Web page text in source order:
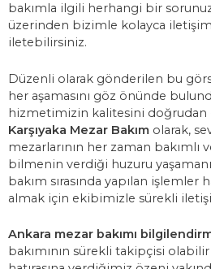
bakımla ilgili herhangi bir
üzerinden bizimle kolayca
iletebilirsiniz.
Düzenli olarak gönderilen bu
her aşamasını göz önünde
hizmetimizin kalitesini doğrudan
Karşıyaka Mezar Bakım olarak,
mezarlarının her zaman bakımlı
bilmenin verdiği huzuru
bakım sırasında yapılan işlemler
almak için ekibimizle sürekli
Ankara mezar bakımı
bakımının sürekli takipçisi